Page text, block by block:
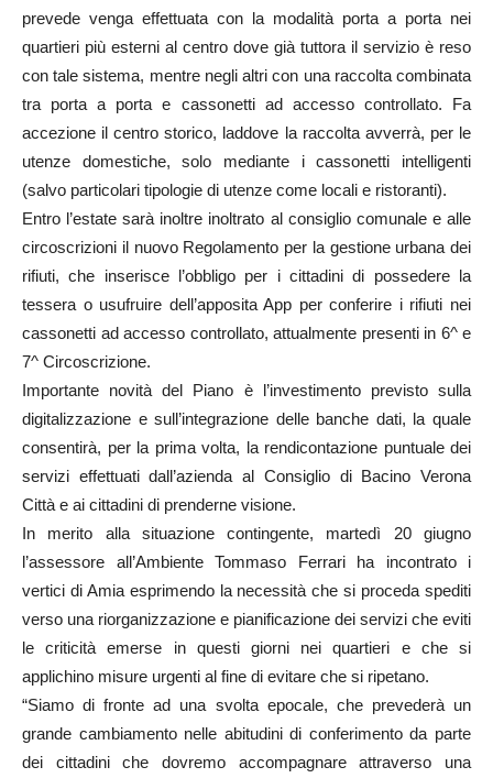
prevede venga effettuata con la modalità porta a porta nei
quartieri più esterni al centro dove già tuttora il servizio è reso
con tale sistema, mentre negli altri con una raccolta combinata
tra porta a porta e cassonetti ad accesso controllato. Fa
accezione il centro storico, laddove la raccolta avverrà, per le
utenze domestiche, solo mediante i cassonetti intelligenti
(salvo particolari tipologie di utenze come locali e ristoranti).
Entro l’estate sarà inoltre inoltrato al consiglio comunale e alle
circoscrizioni il nuovo Regolamento per la gestione urbana dei
rifiuti, che inserisce l’obbligo per i cittadini di possedere la
tessera o usufruire dell’apposita App per conferire i rifiuti nei
cassonetti ad accesso controllato, attualmente presenti in 6^ e
7^ Circoscrizione.
Importante novità del Piano è l’investimento previsto sulla
digitalizzazione e sull’integrazione delle banche dati, la quale
consentirà, per la prima volta, la rendicontazione puntuale dei
servizi effettuati dall’azienda al Consiglio di Bacino Verona
Città e ai cittadini di prenderne visione.
In merito alla situazione contingente, martedì 20 giugno
l’assessore all’Ambiente Tommaso Ferrari ha incontrato i
vertici di Amia esprimendo la necessità che si proceda spediti
verso una riorganizzazione e pianificazione dei servizi che eviti
le criticità emerse in questi giorni nei quartieri e che si
applichino misure urgenti al fine di evitare che si ripetano.
“Siamo di fronte ad una svolta epocale, che prevederà un
grande cambiamento nelle abitudini di conferimento da parte
dei cittadini che dovremo accompagnare attraverso una